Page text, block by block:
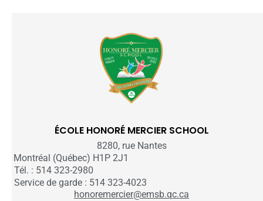
ÉCOLE HONORÉ MERCIER SCHOOL
8280, rue Nantes
Montréal (Québec) H1P 2J1
Tél. : 514 323-2980
Service de garde : 514 323-4023
honoremercier@emsb.qc.ca